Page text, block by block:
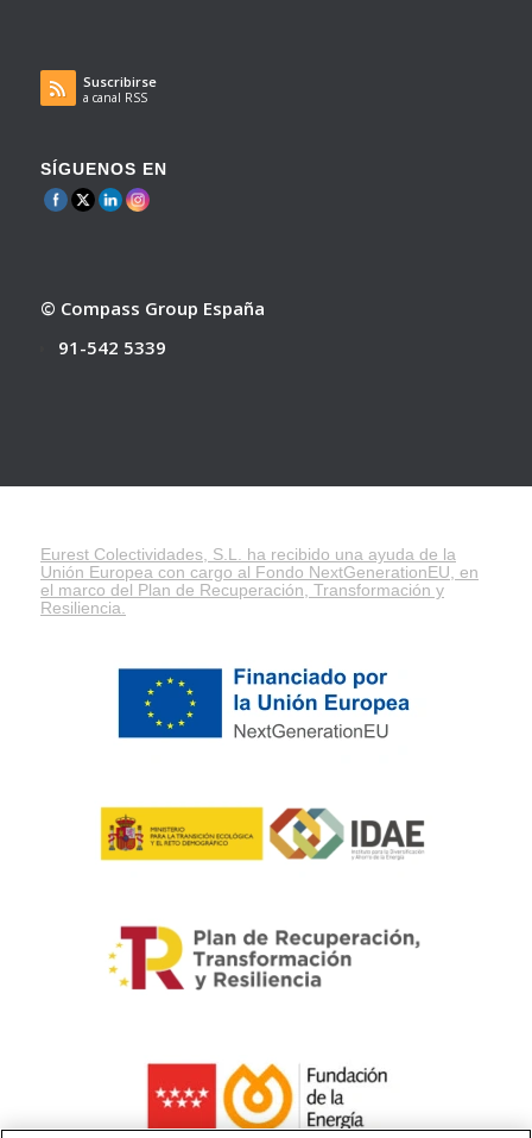
Suscribirse
a canal RSS
SÍGUENOS EN
© Compass Group España
91-542 5339
Eurest Colectividades, S.L. ha recibido una ayuda de la
Unión Europea con cargo al Fondo NextGenerationEU, en
el marco del Plan de Recuperación, Transformación y
Resiliencia